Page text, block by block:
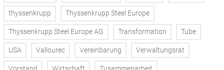
thyssenkrupp Thyssenkrupp Steel Europe
Thyssenkrupp Steel Europe AG Transformation Tube
USA Vallourec Vereinbarung Verwaltungsrat